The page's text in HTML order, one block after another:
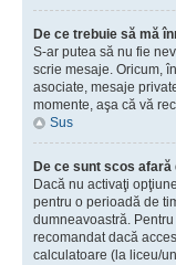
De ce trebuie să mă
S-ar putea să nu fie
scrie mesaje. Oricum,
asociate, mesaje
momente, aşa că vă
Sus
De ce sunt scos
Dacă nu activaţi
pentru o perioadă de
dumneavoastră.
recomandat dacă
calculatoare (la liceu/